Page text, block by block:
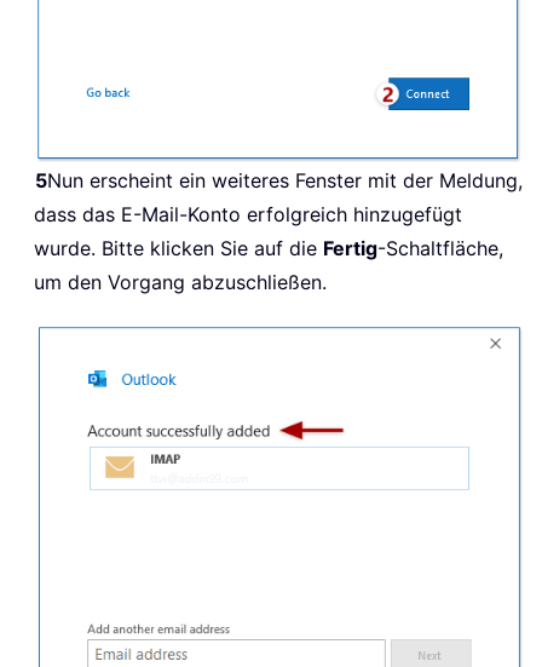
5Nun erscheint ein weiteres Fenster mit der Meldung,
dass das E-Mail-Konto erfolgreich hinzugefügt
wurde. Bitte klicken Sie auf die Fertig-Schaltfläche,
um den Vorgang abzuschließen.